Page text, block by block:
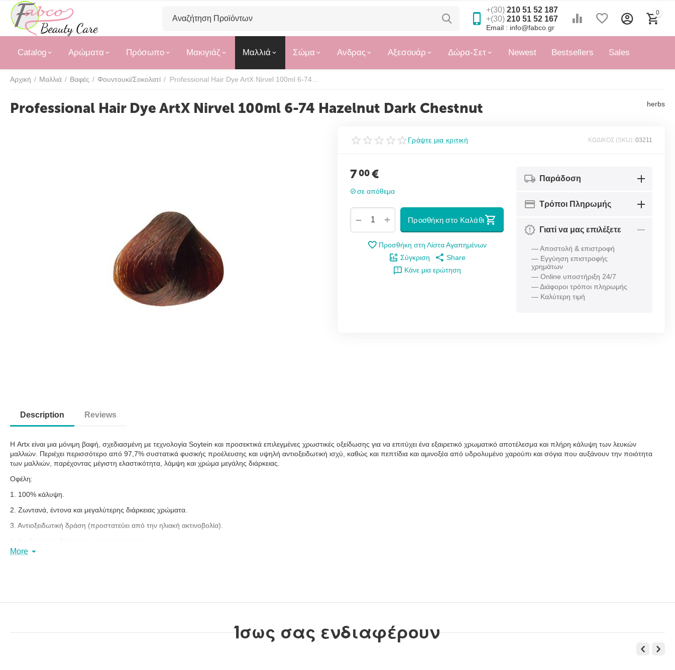
+(30)210 51 52 187
+(30)210 51 52 167
Email : info@fabco.gr
0
Catalog Αρώματα Πρόσωπο Μακιγιάζ Μαλλιά Σώμα Ανδρας Αξεσουάρ Δώρα-Σετ Newest Bestsellers Sales
Αρχική / Μαλλιά / Βαφές / Φουντουκί/Σοκολατί /
Professional Hair Dye ArtX Nirvel 100ml 6-74 Hazelnut Dark Chestnut herbs
Γράψτε μια κριτική ΚΩΔΙΚΟΣ (SKU): 03211
7 00€
σε απόθεμα
+
− Προσθήκη στο Καλάθι
Προσθήκη στη Λίστα Αγαπημένων
Σύγκριση
Share
Κάνε μια ερώτηση
Παράδοση
Τρόποι Πληρωμής
Γιατί να μας επιλέξετε
— Αποστολή & επιστροφή
— Εγγύηση επιστροφής
χρημάτων
— Online υποστήριξη 24/7
— Διάφοροι τρόποι πληρωμής
— Καλύτερη τιμή
Description Reviews
Η Artx είναι μια μόνιμη βαφή, σχεδιασμένη με τεχνολογία Soytein και προσεκτικά επιλεγμένες χρωστικές οξείδωσης για να επιτύχει ένα εξαιρετικό χρωματικό αποτέλεσμα και πλήρη κάλυψη των λευκών
μαλλιών. Περιέχει περισσότερο από 97,7% συστατικά φυσικής προέλευσης και υψηλή αντιοξειδωτική ισχύ, καθώς και πεπτίδια και αμινοξέα από υδρολυμένο χαρούπι και σόγια που αυξάνουν την ποιότητα
των μαλλιών, παρέχοντας μέγιστη ελαστικότητα, λάμψη και χρώμα μεγάλης διάρκειας.
Οφέλη:
1. 100% κάλυψη.
2. Ζωντανά, έντονα και μεγαλύτερης διάρκειας χρώματα.
3. Αντιοξειδωτική δράση (προστατεύει από την ηλιακή ακτινοβολία).
5. Κρεμώδης υφή για εύκολη εφαρμογή. Ομοιογενής κατανομή. Δεν στάζει.
8. Κατάλληλο για vegan.
More
Ίσως σας ενδιαφέρουν